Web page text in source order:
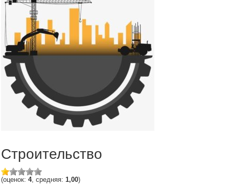
Строительство
(оценок:4, средняя:1,00)